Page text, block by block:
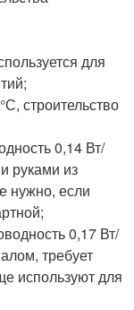
для
строительство
0,14 Вт/
руками из
нужно, если
0,17 Вт/
требует
используют для